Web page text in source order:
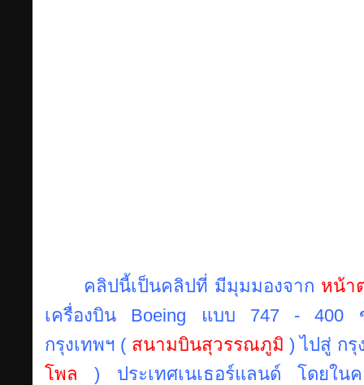
คลิปนี้เป็นคลิปที่ มีมุมมองจาก หน้า
เครื่องบิน Boeing แบบ 747 - 400
กรุงเทพฯ ( สนามบินสุวรรณภูมิ ) ไปสู่ กรุ
โพล ) ประเทศเนเธอร์แลนด์ โดยในค